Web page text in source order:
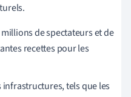
de spectateurs et de
recettes pour les
infrastructures, tels que les